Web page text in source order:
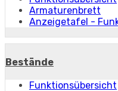
Armaturenbrett
Anzeigetafel -
Bestände
Funktionsübersicht